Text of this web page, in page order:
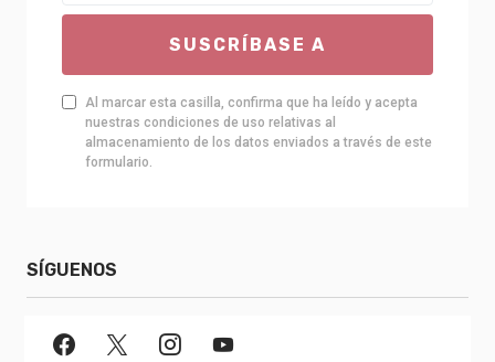
SUSCRÍBASE A
Al marcar esta casilla, confirma que ha leído y acepta
nuestras condiciones de uso relativas al
almacenamiento de los datos enviados a través de este
formulario.
SÍGUENOS